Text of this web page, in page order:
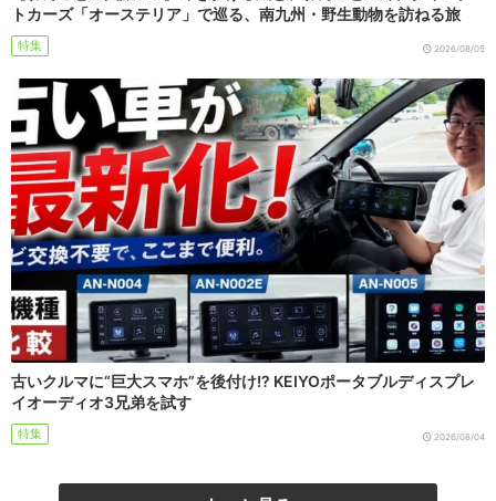
トカーズ「オーステリア」で巡る、南九州・野生動物を訪ねる旅
特集 2026/08/05
古いクルマに“巨大スマホ”を後付け!? KEIYOポータブルディスプレ
イオーディオ3兄弟を試す
特集 2026/08/04